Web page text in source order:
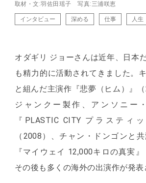
取材・文:羽佐田瑶子 写真:三浦咲恵
インタビュー 深める 仕事 人生
オダギリ ジョーさんは近年、日本
も精力的に活動されてきました。
と組んだ主演作『悲夢（ヒム）』
ジャンクー製作、アンソニー
『PLASTIC CITY プラスティ
（2008）、チャン・ドンゴンと
『マイウェイ 12,000キロの真実』
その後も多くの海外の出演作が発表